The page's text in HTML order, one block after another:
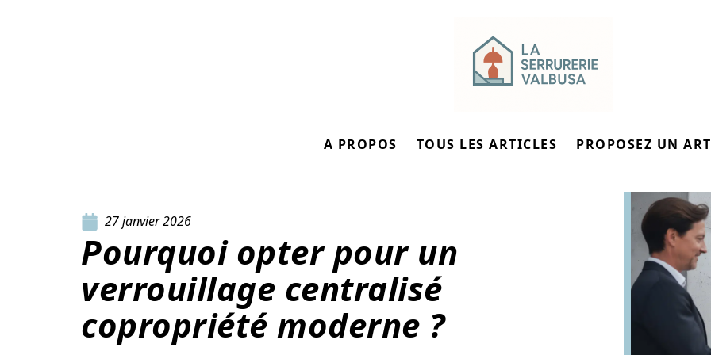
A PROPOS TOUS LES ARTICLES PROPOSEZ UN
27 janvier 2026
Pourquoi opter pour un
verrouillage centralisé
copropriété moderne ?